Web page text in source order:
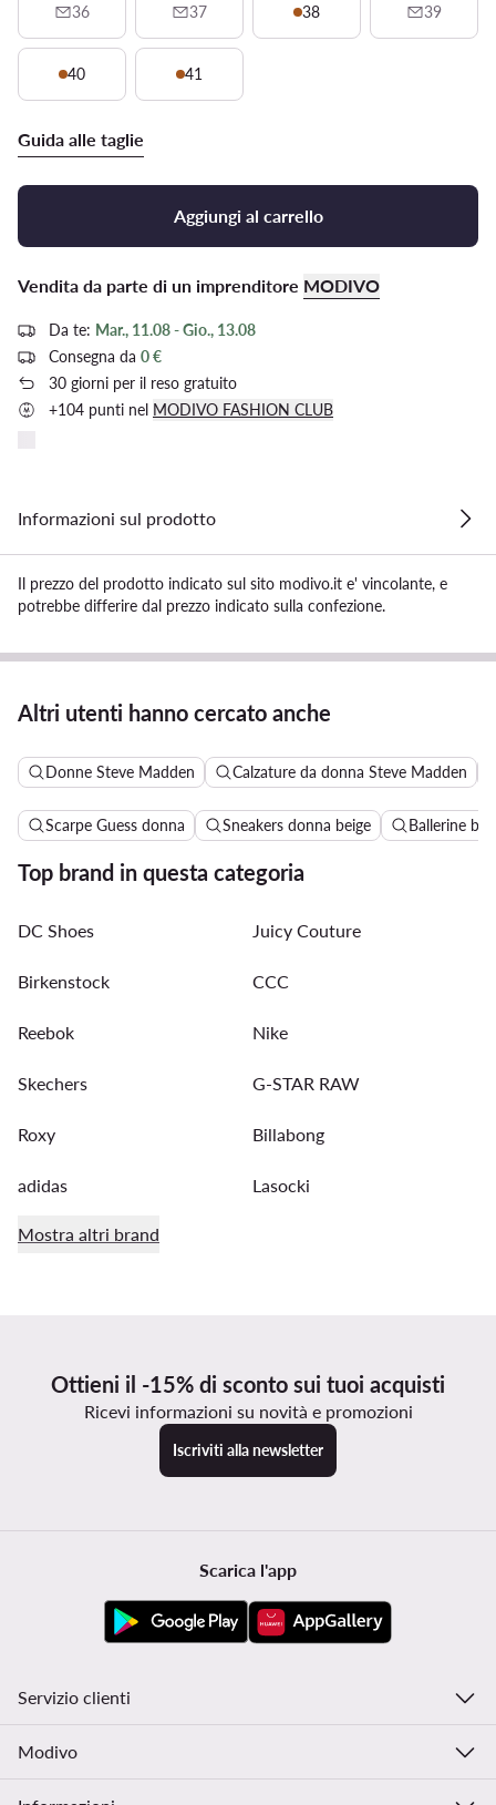
36 37 38 39
40 41
Guida alle taglie
Aggiungi al carrello
Vendita da parte di un imprenditore MODIVO
Da te: Mar., 11.08 - Gio., 13.08
Consegna da 0 €
30 giorni per il reso gratuito
+104 punti nel MODIVO FASHION CLUB
Informazioni sul prodotto
Il prezzo del prodotto indicato sul sito modivo.it e' vincolante, e
potrebbe differire dal prezzo indicato sulla confezione.
Altri utenti hanno cercato anche
Donne Steve Madden Calzature da donna Steve Madden
Scarpe Guess donna Sneakers donna beige Ballerine
Top brand in questa categoria
DC Shoes Juicy Couture
Birkenstock CCC
Reebok Nike
Skechers G-STAR RAW
Roxy Billabong
adidas Lasocki
Mostra altri brand
Ottieni il -15% di sconto sui tuoi acquisti
Ricevi informazioni su novità e promozioni
Iscriviti alla newsletter
Scarica l'app
Servizio clienti
Modivo